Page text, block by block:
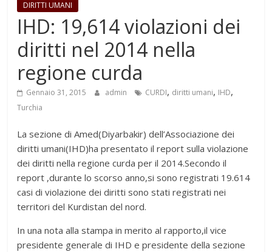
DIRITTI UMANI
IHD: 19,614 violazioni dei
diritti nel 2014 nella
regione curda
Gennaio 31, 2015 admin CURDI, diritti umani, IHD,
Turchia
La sezione di Amed(Diyarbakir) dell’Associazione dei
diritti umani(IHD)ha presentato il report sulla violazione
dei diritti nella regione curda per il 2014.Secondo il
report ,durante lo scorso anno,si sono registrati 19.614
casi di violazione dei diritti sono stati registrati nei
territori del Kurdistan del nord.
In una nota alla stampa in merito al rapporto,il vice
presidente generale di IHD e presidente della sezione